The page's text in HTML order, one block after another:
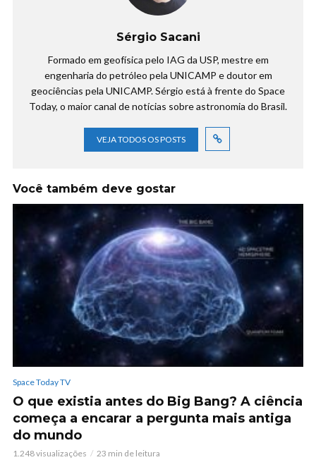
Sérgio Sacani
Formado em geofísica pelo IAG da USP, mestre em
engenharia do petróleo pela UNICAMP e doutor em
geociências pela UNICAMP. Sérgio está à frente do Space
Today, o maior canal de notícias sobre astronomia do Brasil.
VEJA TODOS OS POSTS
Você também deve gostar
Space Today TV
O que existia antes do Big Bang? A ciência
começa a encarar a pergunta mais antiga
do mundo
1.248 visualizações 23 min de leitura